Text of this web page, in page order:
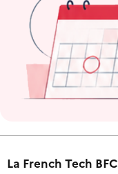
La French Tech BFC